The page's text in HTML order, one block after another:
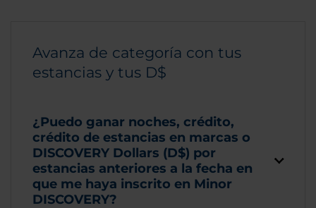
Avanza de categoría con tus
estancias y tus D$
¿Puedo ganar noches, crédito,
crédito de estancias en marcas o
DISCOVERY Dollars (D$) por
estancias anteriores a la fecha en
que me haya inscrito en Minor
DISCOVERY?